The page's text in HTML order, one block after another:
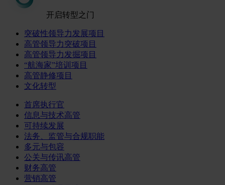
开启转型之门
突破性领导力发展项目
高管领导力突破项目
高管领导力发掘项目
“航海家”培训项目
高管静修项目
文化转型
首席执行官
信息与技术高管
可持续发展
法务、监管与合规职能
多元与包容
公关与传讯高管
财务高管
营销高管